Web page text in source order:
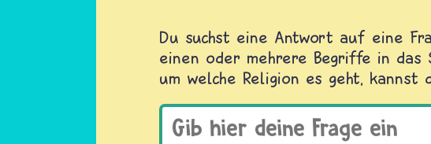
Du suchst eine Antwort auf eine
einen oder mehrere Begriffe in das
um welche Religion es geht, kannst